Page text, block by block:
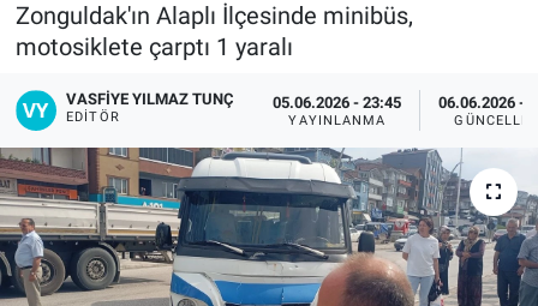
Zonguldak'ın Alaplı İlçesinde minibüs,
motosiklete çarptı 1 yaralı
VASFIYE YILMAZ TUNÇ
EDITÖR
05.06.2026 - 23:45
YAYINLANMA
06.06.2026 -